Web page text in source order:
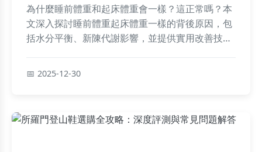
為什麼睡前體重和起床體重會一樣？這正常嗎？本
文深入探討睡前體重起床體重一樣的背後原因，包
括水分平衡、新陳代謝影響，並提供實用改善技
2025-12-30